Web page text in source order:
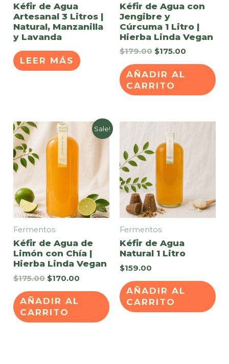
Kéfir de Agua
Artesanal 3 Litros |
Natural, Manzanilla
y Lavanda
LEER MÁS
Kéfir de Agua con
Jengibre y
Cúrcuma 1 Litro |
Hierba Linda Vegan
$179.00 Original
was:
$179.00.
$175.00
$175.00.
AÑADIR AL
CARRITO
Sale!
Fermentos
Kéfir de Agua de
Limón con Chía |
Hierba Linda Vegan
$175.00 Original
was:
$175.00.
$170.00
$170.00.
AÑADIR AL
CARRITO
Fermentos
Kéfir de Agua
Natural 1 Litro
$159.00
AÑADIR AL
CARRITO